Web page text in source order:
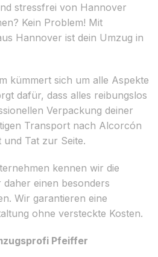
stressfrei von Hannover
Kein Problem! Mit
Hannover ist dein Umzug in
kümmert sich um alle Aspekte
dafür, dass alles reibungslos
Verpackung deiner
Transport nach Alcorcón
und Tat zur Seite.
kennen wir die
einen besonders
Wir garantieren eine
ohne versteckte Kosten.
Pfeiffer